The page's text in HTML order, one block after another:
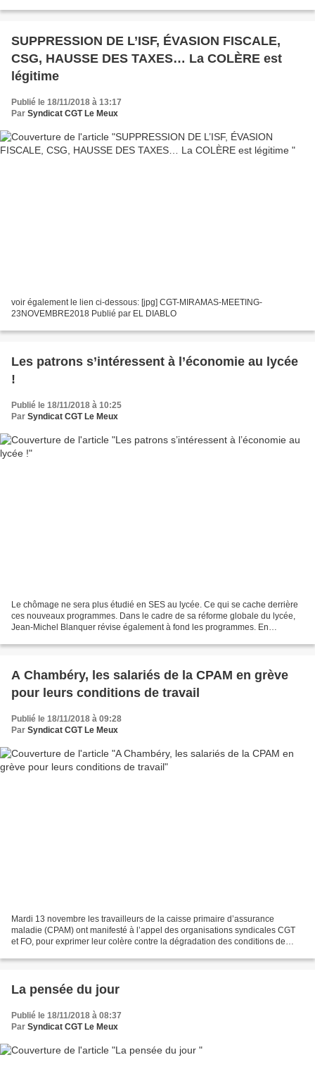
SUPPRESSION DE L’ISF, ÉVASION FISCALE,
CSG, HAUSSE DES TAXES… La COLÈRE est
légitime
Publié le 18/11/2018 à 13:17
Par Syndicat CGT Le Meux
voir également le lien ci-dessous: [jpg] CGT-MIRAMAS-MEETING-
23NOVEMBRE2018 Publié par EL DIABLO
Les patrons s’intéressent à l’économie au lycée
!
Publié le 18/11/2018 à 10:25
Par Syndicat CGT Le Meux
Le chômage ne sera plus étudié en SES au lycée. Ce qui se cache derrière
ces nouveaux programmes. Dans le cadre de sa réforme globale du lycée,
Jean-Michel Blanquer révise également à fond les programmes. En
A Chambéry, les salariés de la CPAM en grève
pour leurs conditions de travail
Publié le 18/11/2018 à 09:28
Par Syndicat CGT Le Meux
Mardi 13 novembre les travailleurs de la caisse primaire d’assurance
maladie (CPAM) ont manifesté à l’appel des organisations syndicales CGT
et FO, pour exprimer leur colère contre la dégradation des conditions de
La pensée du jour
Publié le 18/11/2018 à 08:37
Par Syndicat CGT Le Meux